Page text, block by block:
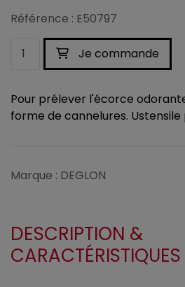
Référence : E50797
Je commande
Pour prélever l'écorce
forme de cannelures.
Marque : DEGLON
DESCRIPTION &